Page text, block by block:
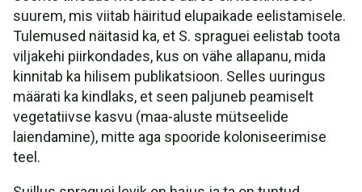
suurem, mis viitab häiritud elupaikade eelistamisele.
Tulemused näitasid ka, et S. spraguei eelistab toota
viljakehi piirkondades, kus on vähe allapanu, mida
kinnitab ka hilisem publikatsioon. Selles uuringus
määrati ka kindlaks, et seen paljuneb peamiselt
vegetatiivse kasvu (maa-aluste mütseelide
laiendamine), mitte aga spooride koloniseerimise
teel.